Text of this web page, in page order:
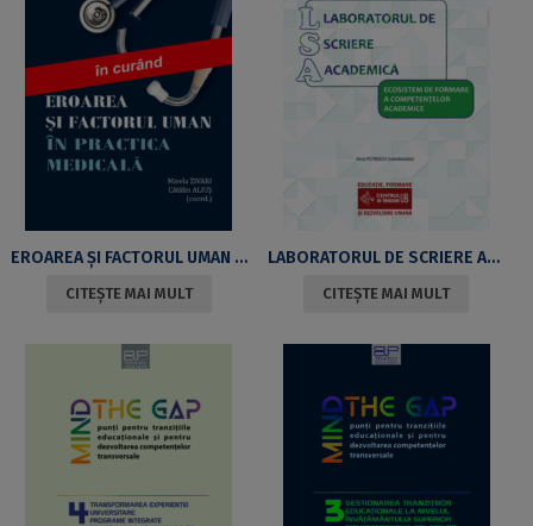
EROAREA ȘI FACTORUL UMAN ÎN PRACTICA MEDICALĂ
CITEȘTE MAI MULT
LABORATORUL DE SCRIERE ACADEMICĂ (LSA) – ECOSISTEM DE FORMARE A COMPETENȚELOR ACADEMICE
CITEȘTE MAI MULT